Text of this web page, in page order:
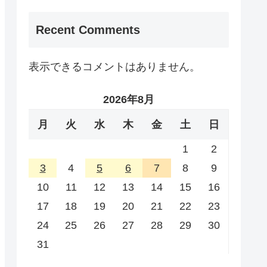
Recent Comments
表示できるコメントはありません。
2026年8月
月 火 水 木 金 土 日
1
2
3
4 5 6 7 8
9
10
11 12 13 14 15
16
17
18 19 20 21 22
23
24
25 26 27 28 29
30
31